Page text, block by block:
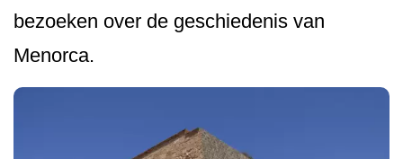
bezoeken over de geschiedenis van
Menorca.